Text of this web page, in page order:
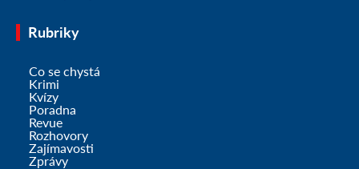
Rubriky
Co se chystá
Krimi
Kvízy
Poradna
Revue
Rozhovory
Zajímavosti
Zprávy